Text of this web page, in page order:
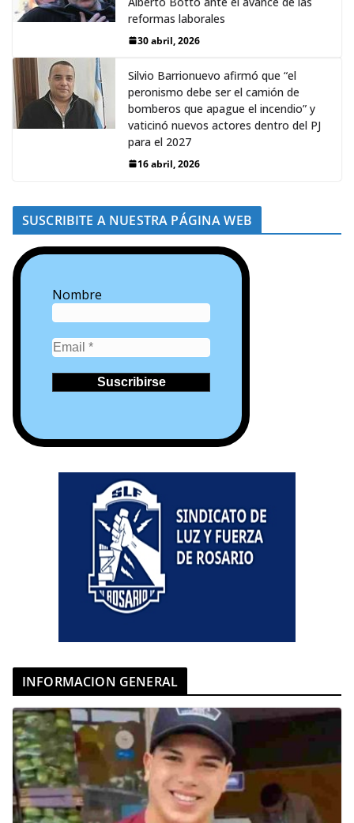
reformas laborales
30 abril, 2026
Silvio Barrionuevo afirmó que “el
peronismo debe ser el camión de
bomberos que apague el incendio” y
vaticinó nuevos actores dentro del PJ
para el 2027
16 abril, 2026
SUSCRIBITE A NUESTRA PÁGINA WEB
Nombre
INFORMACION GENERAL